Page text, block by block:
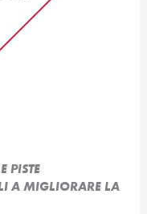
PISTE
A MIGLIORARE LA